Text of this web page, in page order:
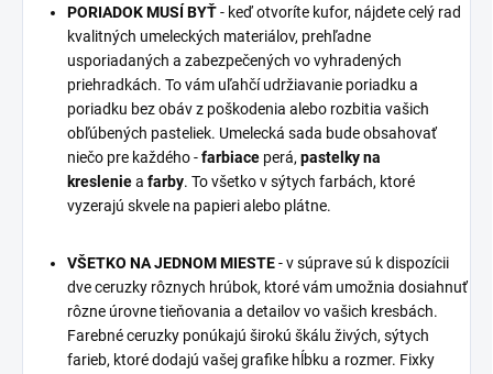
PORIADOK MUSÍ BYŤ- keď otvoríte kufor, nájdete celý rad
kvalitných umeleckých materiálov, prehľadne
usporiadaných a zabezpečených vo vyhradených
priehradkách. To vám uľahčí udržiavanie poriadku a
poriadku bez obáv z poškodenia alebo rozbitia vašich
obľúbených pasteliek. Umelecká sada bude obsahovať
niečo pre každého -farbiace perá, pastelky na
kresleniea farby. To všetko v sýtych farbách, ktoré
vyzerajú skvele na papieri alebo plátne.
VŠETKO NA JEDNOM MIESTE- v súprave sú k dispozícii
dve ceruzky rôznych hrúbok, ktoré vám umožnia dosiahnuť
rôzne úrovne tieňovania a detailov vo vašich kresbách.
Farebné ceruzky ponúkajú širokú škálu živých, sýtych
farieb, ktoré dodajú vašej grafike hĺbku a rozmer. Fixky